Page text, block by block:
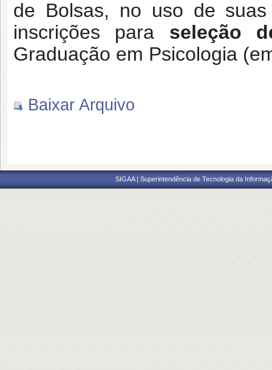
de Bolsas, no uso de
inscrições para seleção
Graduação em Psicologia
Baixar Arquivo
SIGAA | Superintendência de Tecnologia da